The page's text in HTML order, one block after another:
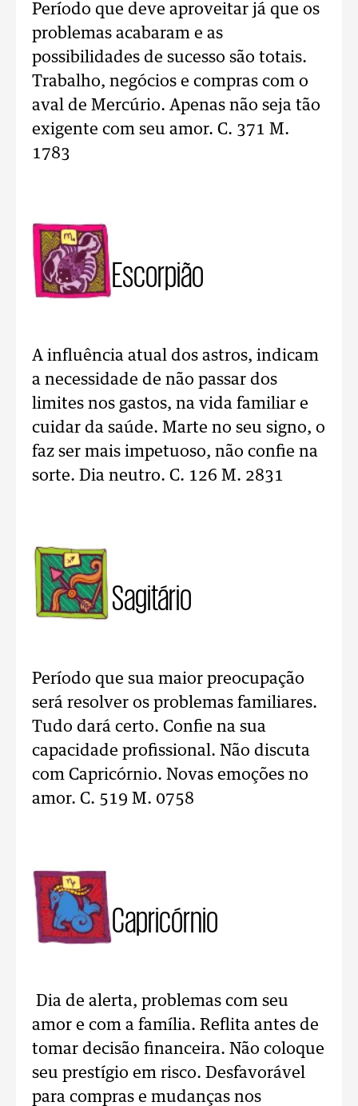
Período que deve aproveitar já que os
problemas acabaram e as
possibilidades de sucesso são totais.
Trabalho, negócios e compras com o
aval de Mercúrio. Apenas não seja tão
exigente com seu amor. C. 371 M.
1783
Escorpião
A influência atual dos astros, indicam
a necessidade de não passar dos
limites nos gastos, na vida familiar e
cuidar da saúde. Marte no seu signo, o
faz ser mais impetuoso, não confie na
sorte. Dia neutro. C. 126 M. 2831
Sagitário
Período que sua maior preocupação
será resolver os problemas familiares.
Tudo dará certo. Confie na sua
capacidade profissional. Não discuta
com Capricórnio. Novas emoções no
amor. C. 519 M. 0758
Capricórnio
Dia de alerta, problemas com seu
amor e com a família. Reflita antes de
tomar decisão financeira. Não coloque
seu prestígio em risco. Desfavorável
para compras e mudanças nos